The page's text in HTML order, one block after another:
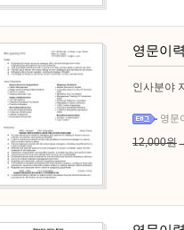
영문이
인사분야
영문
12,000원